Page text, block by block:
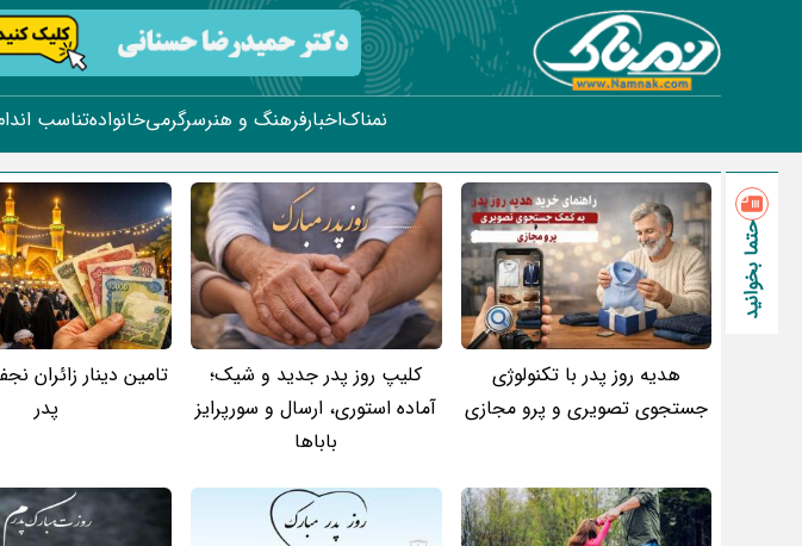
نمناکاخبارفرهنگ و هنرسرگرمیخانوادهتناسب
حتما بخوانید
هدیه روز پدر با تکنولوژی
جستجوی تصویری و پرو مجازی
کلیپ روز پدر جدید و شیک؛
آماده استوری، ارسال و سورپرایز
باباها
تامین دینار زائران
پدر